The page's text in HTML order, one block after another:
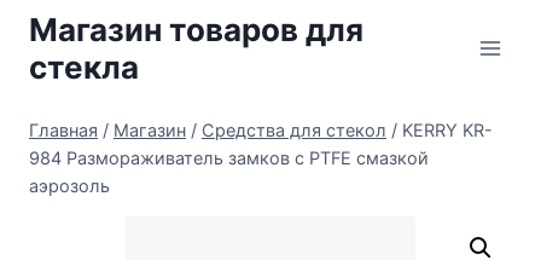
Перейти
содержимому
Магазин товаров для
стекла
Главная / Магазин / Средства для стекол / KERRY KR-
984 Размораживатель замков с PTFE смазкой
аэрозоль